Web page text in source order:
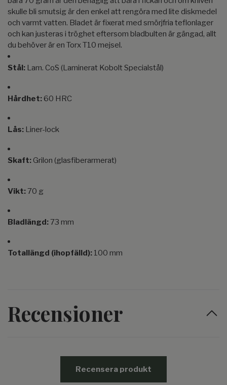
skulle bli smutsig är den enkel att rengöra med lite diskmedel
och varmt vatten. Bladet är fixerat med smörjfria teflonlager
och kan justeras i tröghet eftersom bladbulten är gängad, allt
du behöver är en Torx T10 mejsel.
Stål: Lam. CoS (Laminerat Kobolt Specialstål)
Hårdhet: 60 HRC
Lås: Liner-lock
Skaft: Grilon (glasfiberarmerat)
Vikt:70 g
Bladlängd:73 mm
Totallängd (ihopfälld): 100 mm
Recensioner
Recensera produkt